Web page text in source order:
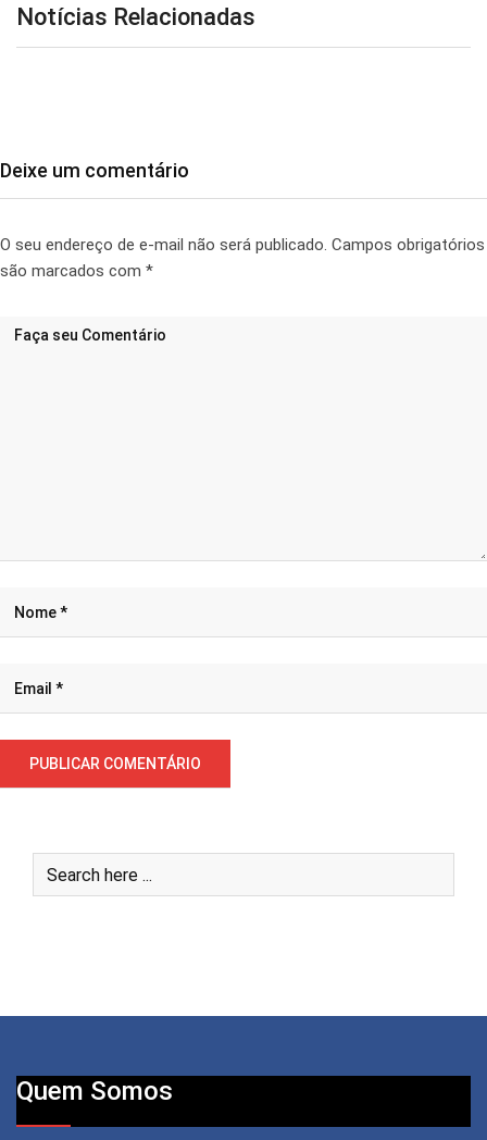
Notícias Relacionadas
Deixe um comentário
O seu endereço de e-mail não será publicado. Campos obrigatórios
são marcados com *
Quem Somos